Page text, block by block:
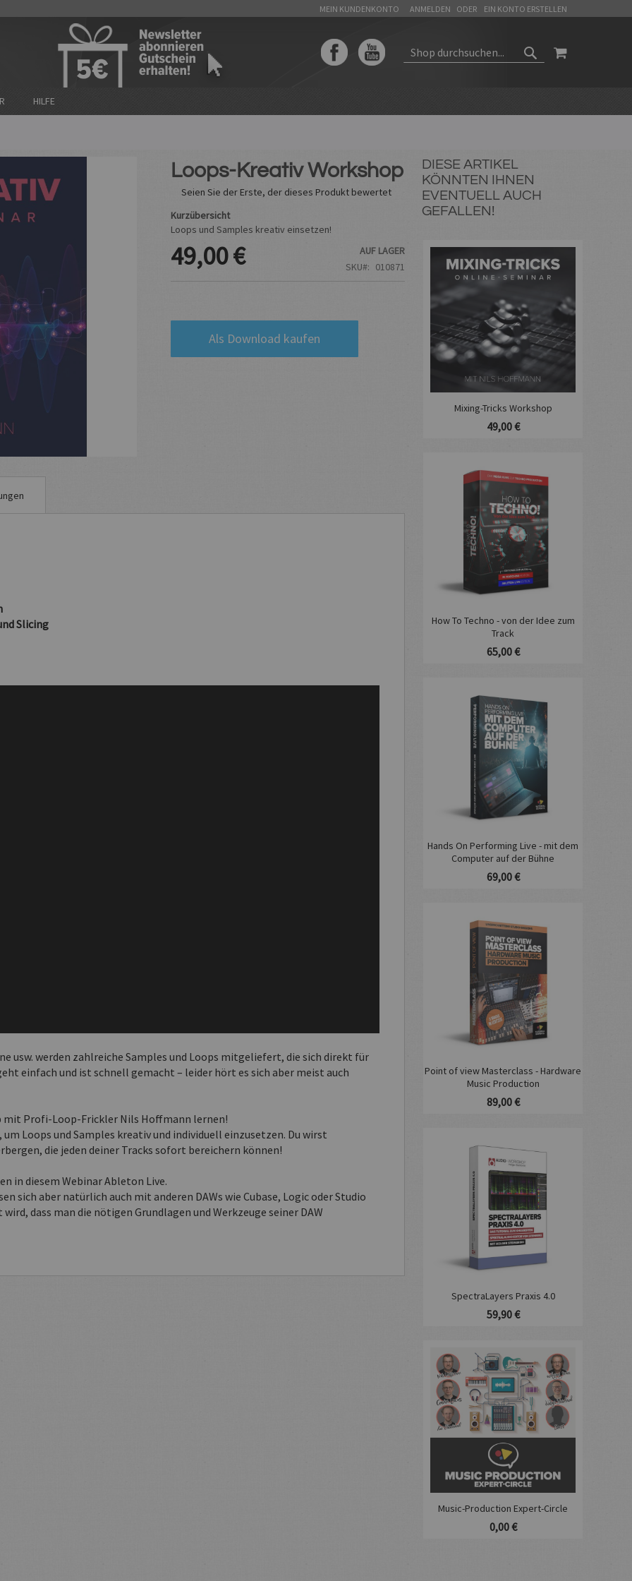
MEIN KUNDENKONTO ANMELDEN EIN KONTO ERSTELLEN
WARENKORB
SUCHEN
HILFE
Loops-Kreativ Workshop
Seien Sie der Erste, der dieses Produkt bewertet
Kurzübersicht
Loops und Samples kreativ einsetzen!
49,00 €
AUF LAGER
SKU
010871
Als Download kaufen
Slicing
usw. werden zahlreiche Samples und Loops mitgeliefert, die sich direkt für
einfach und ist schnell gemacht – leider hört es sich aber meist auch
mit Profi-Loop-Frickler Nils Hoffmann lernen!
Loops und Samples kreativ und individuell einzusetzen. Du wirst
die jeden deiner Tracks sofort bereichern können!
in diesem Webinar Ableton Live.
sich aber natürlich auch mit anderen DAWs wie Cubase, Logic oder Studio
dass man die nötigen Grundlagen und Werkzeuge seiner DAW
DIESE ARTIKEL
KÖNNTEN IHNEN
EVENTUELL AUCH
GEFALLEN!
Mixing-Tricks Workshop
49,00 €
How To Techno - von der Idee zum
Track
65,00 €
Hands On Performing Live - mit dem
Computer auf der Bühne
69,00 €
Point of view Masterclass - Hardware
Music Production
89,00 €
SpectraLayers Praxis 4.0
59,90 €
Music-Production Expert-Circle
0,00 €